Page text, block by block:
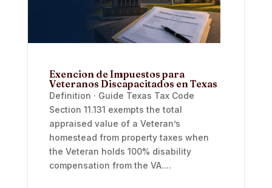
Exencion de Impuestos para
Veteranos Discapacitados en Texas
Definition · Guide Texas Tax Code
Section 11.131 exempts the total
appraised value of a Veteran’s
homestead from property taxes when
the Veteran holds 100% disability
compensation from the VA....